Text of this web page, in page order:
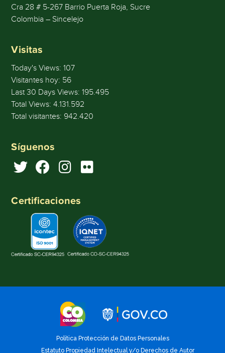
Cra 28 # 5-267 Barrio Puerta Roja, Sucre
Colombia – Sincelejo
Visitas
Today's Views:107
Visitantes hoy: 56
Last 30 Days Views:195.495
Total Views:4.131.592
Total visitantes: 942.420
Síguenos
Certificaciones
Política Protección de Datos Personales
Estatuto Propiedad Intelectual y/o Derechos de Autor